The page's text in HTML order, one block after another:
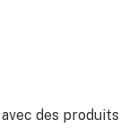
des produits